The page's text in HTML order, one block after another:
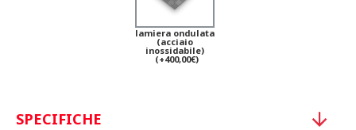
lamiera ondulata
(acciaio
inossidabile)
(+400,00€)
SPECIFICHE